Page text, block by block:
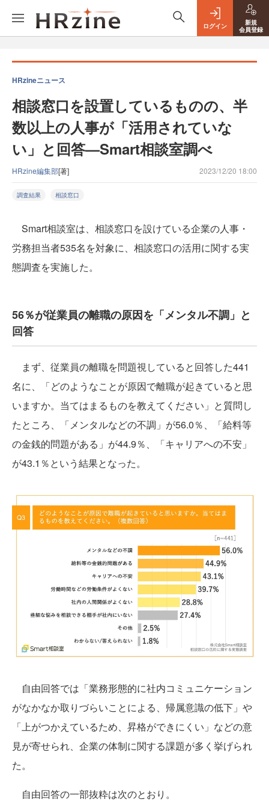
ログイン
新規
会員登録
HRzineニュース
相談窓口を設置しているものの、半
数以上の人事が「活用されていな
い」と回答—Smart相談室調べ
HRzine編集部[著] 2023/12/20 18:00
調査結果 相談窓口
Smart相談室は、相談窓口を設けている企業の人事・
労務担当者535名を対象に、相談窓口の活用に関する実
態調査を実施した。
56％が従業員の離職の原因を「メンタル不調」と
回答
まず、従業員の離職を問題視していると回答した441
名に、「どのようなことが原因で離職が起きていると思
いますか。当てはまるものを教えてください」と質問し
たところ、「メンタルなどの不調」が56.0％、「給料等
の金銭的問題がある」が44.9％、「キャリアへの不安」
が43.1％という結果となった。
自由回答では「業務形態的に社内コミュニケーション
がなかなか取りづらいことによる、帰属意識の低下」や
「上がつかえているため、昇格ができにくい」などの意
見が寄せられ、企業の体制に関する課題が多く挙げられ
た。
自由回答の一部抜粋は次のとおり。